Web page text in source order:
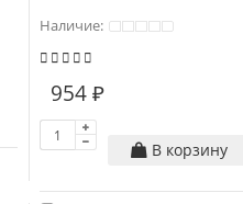
Наличие:
954 ₽
В корзину